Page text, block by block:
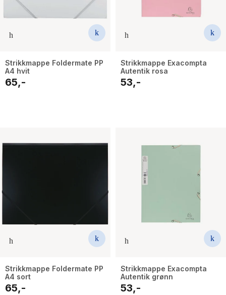
Strikkmappe Foldermate PP
A4 hvit
65,-
Strikkmappe Exacompta
Autentik rosa
53,-
Strikkmappe Foldermate PP
A4 sort
65,-
Strikkmappe Exacompta
Autentik grønn
53,-